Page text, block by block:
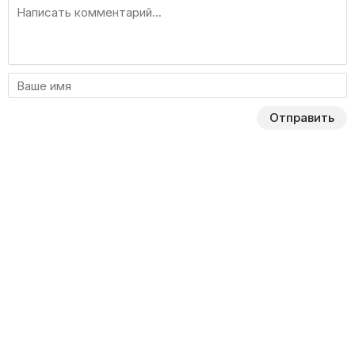
Отправить